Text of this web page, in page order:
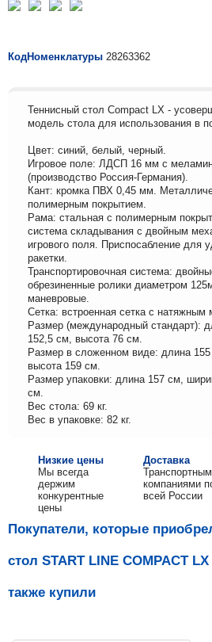
КодНоменклатуры 28263362
Теннисный стол Compact LX -
модель стола для использования в
Цвет: синий, белый, черный.
Игровое поле: ЛДСП 16 мм с
(производство Россия-Германия).
Кант: кромка ПВХ 0,45 мм.
полимерным покрытием.
Рама: стальная с полимерным
система складывания с двойным
игрового поля. Приспосабление для
ракетки.
Транспортировочная система:
обрезиненные ролики диаметром
маневровые.
Сетка: встроенная сетка с натяжным
Размер (международный стандарт):
152,5 см, высота 76 см.
Размер в сложенном виде: длина
высота 159 см.
Размер упаковки: длина 157 см,
см.
Вес стола: 69 кг.
Вес в упаковке: 82 кг.
Низкие цены
Мы всегда
держим
конкурентные
цены
Доставка
компаниями
всей России
Покупатели, которые
стол START LINE COMPACT LX
также купили